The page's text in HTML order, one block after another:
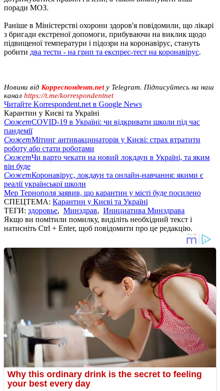
поради МОЗ.
Раніше в Міністерстві охорони здоров'я повідомили, що лікарі
з бригади екстреної допомоги, прибуваючи на виклик щодо
підвищеної температури і підозри на коронавірус, стануть
робити два тести - на грип та експрес-тест на коронавірус.
Новини від Корреспондент.net у Telegram. Підписуйтесь на наш
канал https://t.me/korrespondentnet
Читайте Korrespondent.net в Google News
Карантин у Києві та Україні
СюжетCOVID-19 в Україні: чи відкривати школи під час
пандемії
СюжетМітинг антивакцинаторів у Києві: страх втратити
роботу або стати роботами
СюжетЧи варто чекати на новий локдаун в Україні, та яким
він буде
СюжетКоронавірус, локдаун та онлайн-навчання: якими є
реалії української школи
Мер Тернополя заявив, що карантин у місті буде посилено
СПЕЦТЕМА: Карантин у Києві та Україні
ТЕГИ: здоровье, Минздрав, Инициатива Минздрава
Якщо ви помітили помилку, виділіть необхідний текст і
натисніть Ctrl + Enter, щоб повідомити про це редакцію.